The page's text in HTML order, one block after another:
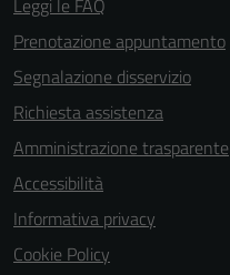
Leggi le FAQ
Prenotazione appuntamento
Segnalazione disservizio
Richiesta assistenza
Amministrazione trasparente
Accessibilità
Informativa privacy
Cookie Policy